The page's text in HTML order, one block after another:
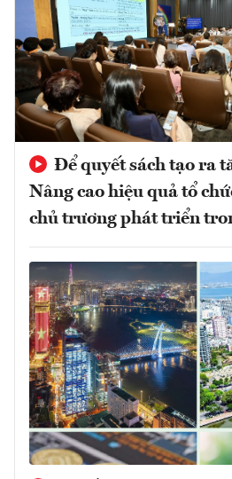
Để quyết sách tạo ra
Nâng cao hiệu quả tổ
chủ trương phát triển